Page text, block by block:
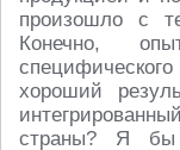
произошло с
Конечно,
хороший
страны? Я бы